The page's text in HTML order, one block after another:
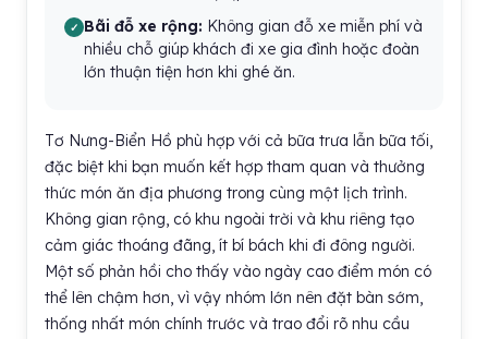
Bãi đỗ xe rộng: Không gian đỗ xe miễn phí và
nhiều chỗ giúp khách đi xe gia đình hoặc đoàn
lớn thuận tiện hơn khi ghé ăn.
Tơ Nưng-Biển Hồ phù hợp với cả bữa trưa lẫn bữa tối,
đặc biệt khi bạn muốn kết hợp tham quan và thưởng
thức món ăn địa phương trong cùng một lịch trình.
Không gian rộng, có khu ngoài trời và khu riêng tạo
cảm giác thoáng đãng, ít bí bách khi đi đông người.
Một số phản hồi cho thấy vào ngày cao điểm món có
thể lên chậm hơn, vì vậy nhóm lớn nên đặt bàn sớm,
thống nhất món chính trước và trao đổi rõ nhu cầu